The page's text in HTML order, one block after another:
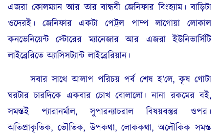
এজরা কোলম্যান আর তার বান্ধবী জেনিফার বিংহ্যাম। বাড়িটা
ওদেরই। জেনিফার একটা পেট্রল পাম্প লাগোয়া লোকাল
কনভেনিয়েন্ট স্টোরের ম্যানেজার আর এজরা ইউনিভার্সিটি
লাইব্রেরিতে অ্যাসিসট্যান্ট লাইব্রেরিয়ান।
সবার সাথে আলাপ পরিচয় পর্ব শেষ হ’লে, কৃষ গোটা
ঘরটার চারদিকে একবার চোখ বোলালো। নানা রকমের বই,
সমস্তই প্যারানর্মাল, সুপারন্যাচরাল বিষয়বস্তুর ওপর।
অতিপ্রাকৃতিক, ভৌতিক, উপকথা, লোককথা, অলৌকিক সমস্ত